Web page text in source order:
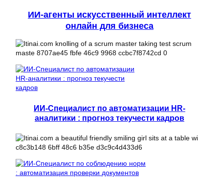
ИИ-агенты искусственный интеллект
онлайн для бизнеса
ИИ-Специалист по автоматизации HR-
аналитики : прогноз текучести кадров